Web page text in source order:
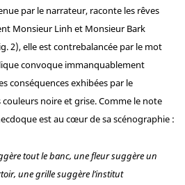
par le narrateur, raconte les rêves
Monsieur Linh et Monsieur Bark
2), elle est contrebalancée par le mot
convoque immanquablement
conséquences exhibées par le
noire et grise. Comme le note
est au cœur de sa scénographie :
tout le banc, une fleur suggère un
une grille suggère l’institut